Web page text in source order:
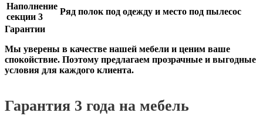
Наполнение
секции 3
Ряд полок под одежду и место под пылесос
Гарантии
Мы уверены в качестве нашей мебели и ценим ваше
спокойствие. Поэтому предлагаем прозрачные и выгодные
условия для каждого клиента.
Гарантия 3 года на мебель